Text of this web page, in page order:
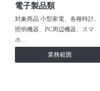
電子製品類
対象商品 小型家電、各種時計、
照明機器、PC周辺機器、スマ
ホ…
業務範囲